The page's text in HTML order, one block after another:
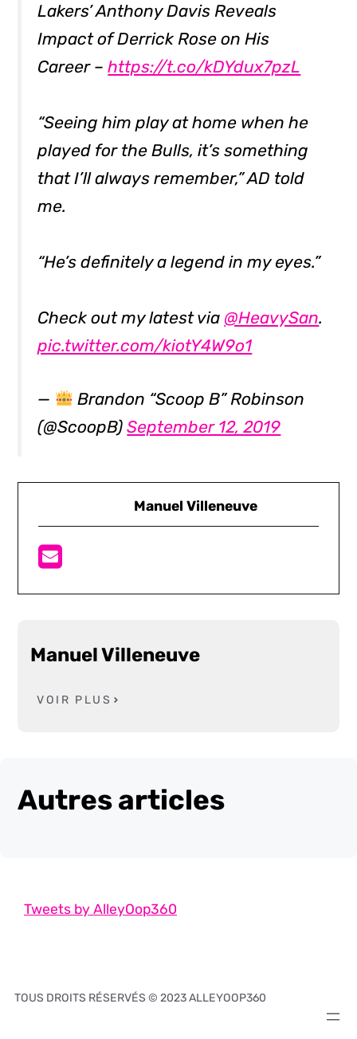
Lakers’ Anthony Davis Reveals
Impact of Derrick Rose on His
Career –https://t.co/kDYdux7pzL
“Seeing him play at home when he
played for the Bulls, it’s something
that I’ll always remember,” AD told
me.
“He’s definitely a legend in my eyes.”
Check out my latest via @HeavySan.
pic.twitter.com/kiotY4W9o1
—
Brandon “Scoop B” Robinson
(@ScoopB)September 12, 2019
Manuel Villeneuve
Manuel Villeneuve
VOIR PLUS
Autres articles
Tweets by AlleyOop360
TOUS DROITS RÉSERVÉS © 2023 ALLEYOOP360